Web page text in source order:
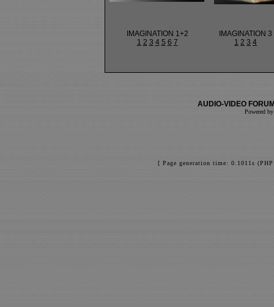
IMAGINATION 1+2
1 2 3 4 5 6 7
IMAGINATION 3
1 2 3 4
AUDIO-VIDEO
Powered
[ Page generation time: 0.1011s